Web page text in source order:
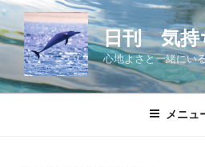
コ
ン
テ
ツ
日刊 気持
心地よさと一緒にい
メニュ